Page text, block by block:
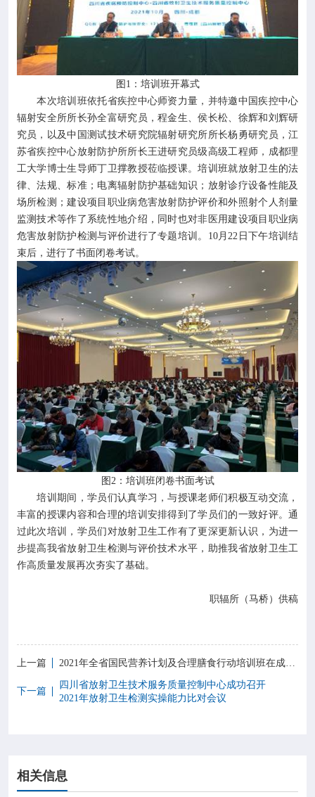
图1：培训班开幕式
本次培训班依托省疾控中心师资力量，并特邀中国疾控中心
辐射安全所所长孙全富研究员，程金生、侯长松、徐辉和刘辉研
究员，以及中国测试技术研究院辐射研究所所长杨勇研究员，江
苏省疾控中心放射防护所所长王进研究员级高级工程师，成都理
工大学博士生导师丁卫撑教授莅临授课。培训班就放射卫生的法
律、法规、标准；电离辐射防护基础知识；放射诊疗设备性能及
场所检测；建设项目职业病危害放射防护评价和外照射个人剂量
监测技术等作了系统性地介绍，同时也对非医用建设项目职业病
危害放射防护检测与评价进行了专题培训。10月22日下午培训结
束后，进行了书面闭卷考试。
图2：培训班闭卷书面考试
培训期间，学员们认真学习，与授课老师们积极互动交流，
丰富的授课内容和合理的培训安排得到了学员们的一致好评。通
过此次培训，学员们对放射卫生工作有了更深更新认识，为进一
步提高我省放射卫生检测与评价技术水平，助推我省放射卫生工
作高质量发展再次夯实了基础。
职辐所（马桥）供稿
上一篇 2021年全省国民营养计划及合理膳食行动培训班在成都顺利召开
下一篇
四川省放射卫生技术服务质量控制中心成功召开
2021年放射卫生检测实操能力比对会议
相关信息